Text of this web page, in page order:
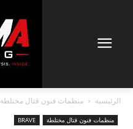
الرئيسية منظمات فنون قتال مختلطة‏
منظمات فنون قتال مختلطة‏ BRAVE